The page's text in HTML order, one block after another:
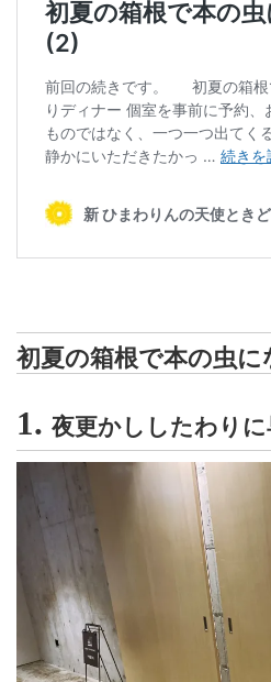
初夏の箱根で本の虫に
1. 夜更かししたわり